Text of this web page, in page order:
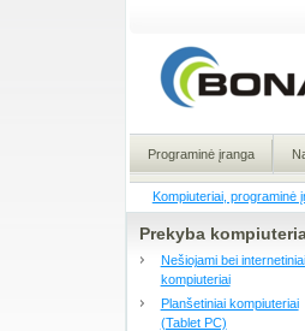
Programinė įranga
Kompiuteriai, programinė
Prekyba
Nešiojami bei internetiniai
kompiuteriai
Planšetiniai kompiuteriai
(Tablet PC)